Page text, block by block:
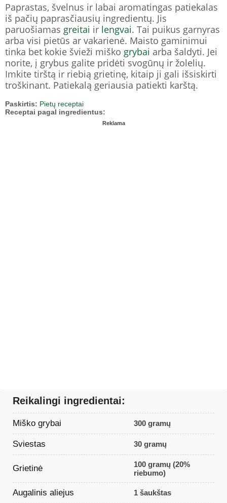
Paprastas, švelnus ir labai aromatingas patiekalas
iš pačių paprasčiausių ingredientų. Jis
paruošiamas greitai ir lengvai. Tai puikus garnyras
arba visi pietūs ar vakarienė. Maisto gaminimui
tinka bet kokie švieži miško grybai arba šaldyti. Jei
norite, į grybus galite pridėti svogūnų ir žolelių.
Imkite tirštą ir riebią grietinę, kitaip ji gali išsiskirti
troškinant. Patiekalą geriausia patiekti karštą.
Paskirtis: Pietų receptai
Receptai pagal ingredientus:
Reklama
Reikalingi ingredientai:
Miško grybai 300 gramų
Sviestas 30 gramų
Grietinė
100 gramų (20%
riebumo)
Augalinis aliejus 1 šaukštas